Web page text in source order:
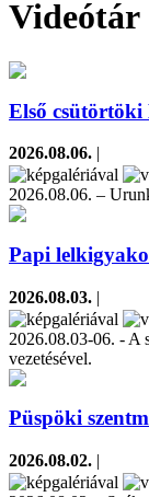
Videótár
Első csütörtöki
2026.08.06. |
2026.08.06. –
Papi
2026.08.03. |
2026.08.03-06. - A
vezetésével.
Püspöki
2026.08.02. |